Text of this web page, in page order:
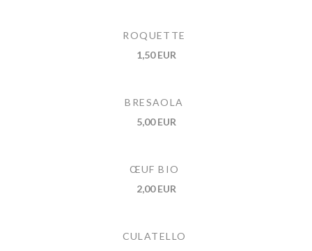
ROQUETTE
1,50 EUR
BRESAOLA
5,00 EUR
ŒUF BIO
2,00 EUR
CULATELLO